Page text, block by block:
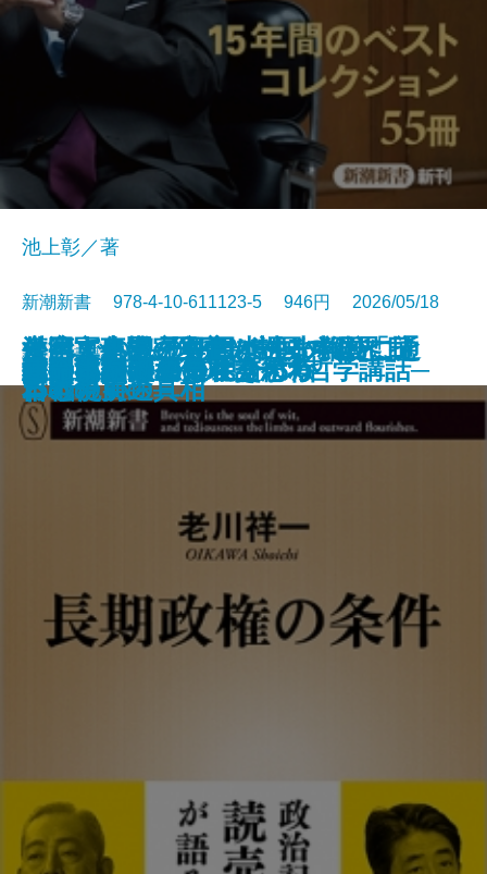
愛知県は天下を取るがね
猫のいる人生
反復する昭和史
推したちとどう生きるか
高野連
すべての人の死因は生まれたこと
である
ヒトと音楽の進化論
星野源論
本とは何か
知の本棚
池上彰／著
新潮新書 978-4-10-611123-5 946円 2026/05/18
新書電子書籍あり
長期政権の条件
外国人患者─医療ツーリズムと日
本の現実─
天皇への敗北─シリーズ哲学講話─
コミュ力不要の社交術
台湾軍事機密文書が語る中国「抗
日戦争」の真相
それでも息子を日本の小学校に通
わせたい
漢字文化圏の興亡─中国の限界、
日本の前途─
人生不案内
武器としての日本語思考
運命まかせ